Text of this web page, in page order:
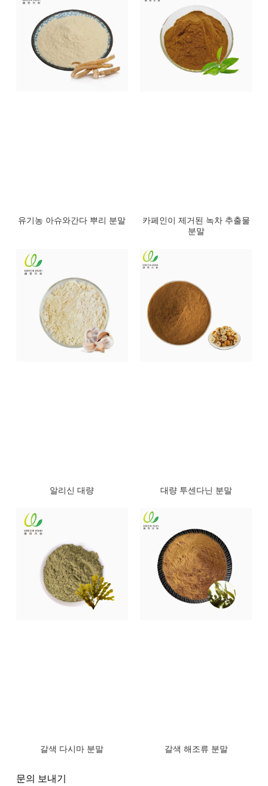
유기농 아슈와간다 뿌리 분말
카페인이 제거된 녹차 추출물
분말
알리신 대량 대량 투센다닌 분말
갈색 다시마 분말 갈색 해조류 분말
문의 보내기